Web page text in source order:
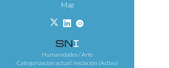
Mag
Humanidades / Arte
Categorización actual: Iniciación (Activo)